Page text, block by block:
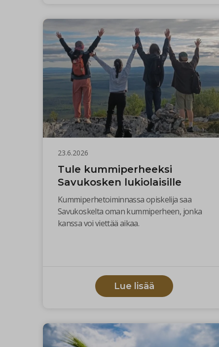
23.6.2026
Tule kummiperheeksi
Savukosken lukiolaisille
Kummiperhetoiminnassa opiskelija saa
Savukoskelta oman kummiperheen, jonka
kanssa voi viettää aikaa.
Lue lisää